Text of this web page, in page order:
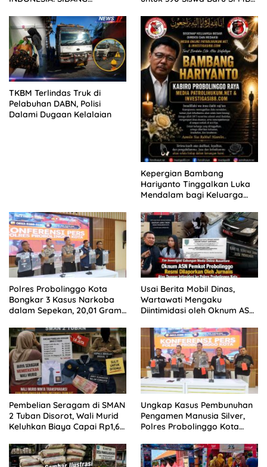
KELUARGA KORBAN
MENGAMUK DI PN MALANG
TKBM Terlindas Truk di
Pelabuhan DABN, Polisi
Dalami Dugaan Kelalaian
Kepergian Bambang
Hariyanto Tinggalkan Luka
Mendalam bagi Keluarga
Polres Probolinggo Kota
Bongkar 3 Kasus Narkoba
dalam Sepekan, 20,01 Gram
Usai Berita Mobil Dinas,
Wartawati Mengaku
Diintimidasi oleh Oknum ASN
Tempuh Jalur Hukum
Pembelian Seragam di SMAN
2 Tuban Disorot, Wali Murid
Keluhkan Biaya Capai Rp1,6
Ungkap Kasus Pembunuhan
Pengamen Manusia Silver,
Polres Probolinggo Kota